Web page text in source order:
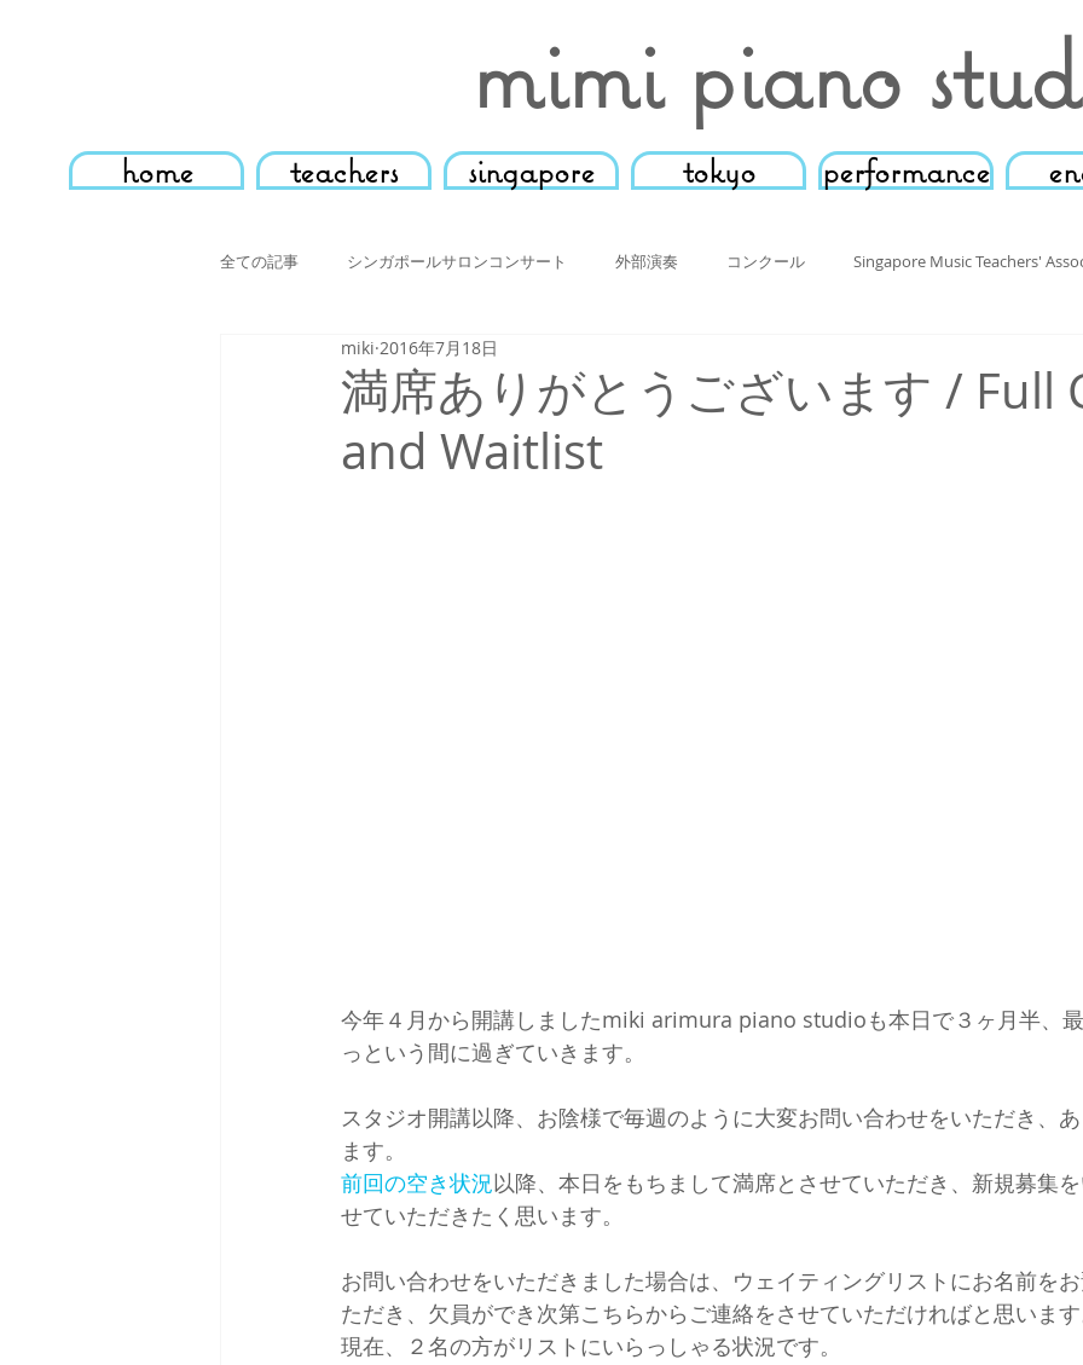
mimi piano
home teachers singapore tokyo performance
全ての記事 シンガポールサロンコンサート 外部演奏 コンクール Singapore Music Teachers'
東京教室発表会 ピアノマスタークラス
スタジオレッスン風景 コンクール
満席ありがとうございます / Full
and Waitlist
miki 2016年7月18日
今年４月から開講しましたmiki arimura piano studioも本日で３ヶ月半、
っという間に過ぎていきます。
スタジオ開講以降、お陰様で毎週のように大変お問い合わせをいただき、
ます。
前回の空き状況以降、本日をもちまして満席とさせていただき、新規募集
せていただきたく思います。
お問い合わせをいただきました場合は、ウェイティングリストにお名前を
ただき、欠員ができ次第こちらからご連絡をさせていただければと思います
現在、２名の方がリストにいらっしゃる状況です。